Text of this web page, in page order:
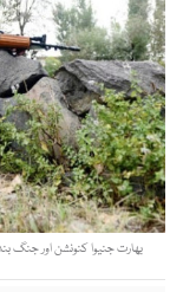
بھارت جنیوا کنونشن اور جنگ